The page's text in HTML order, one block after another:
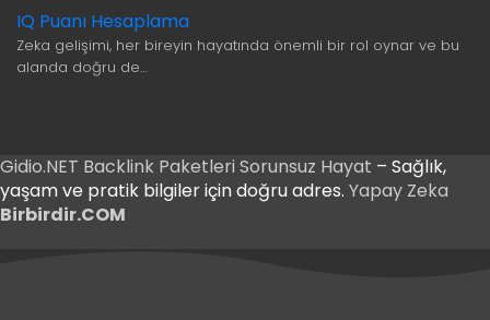
IQ Puanı Hesaplama
Zeka gelişimi, her bireyin hayatında önemli bir rol oynar ve bu
alanda doğru de…
Gidio.NET Backlink Paketleri Sorunsuz Hayat – Sağlık,
yaşam ve pratik bilgiler için doğru adres. Yapay Zeka
Birbirdir.COM